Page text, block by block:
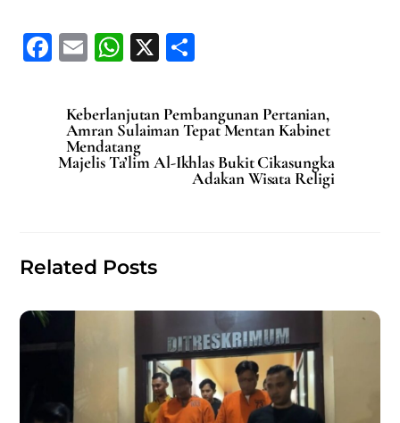
F
c
e
b
E
ai
l
W
at
s
A
X
ar
e
Keberlanjutan Pembangunan Pertanian,
Amran Sulaiman Tepat Mentan Kabinet
Mendatang
Majelis Ta’lim Al-Ikhlas Bukit Cikasungka
Adakan Wisata Religi
Related Posts